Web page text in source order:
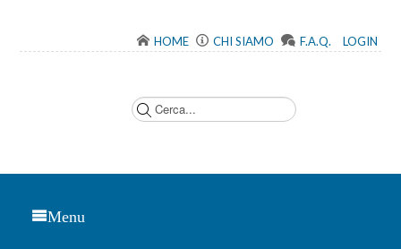
HOME CHI SIAMO F.A.Q. LOGIN
Menu